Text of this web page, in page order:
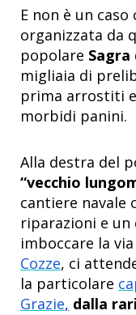
E non è un
organizzata da
popolare Sagra
migliaia di
prima arrostiti
morbidi panini.
Alla destra del
“vecchio
cantiere navale
riparazioni e
imboccare la
Cozze, ci
la particolare
Grazie, dalla